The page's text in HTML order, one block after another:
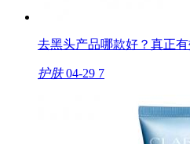
去黑头产品哪款好？真正
护肤 04-29 7